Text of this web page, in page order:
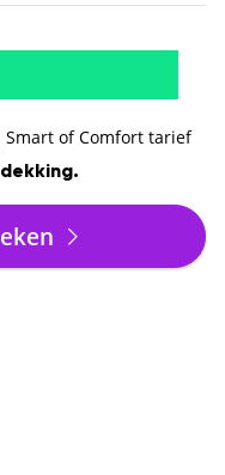
of Comfort tarief